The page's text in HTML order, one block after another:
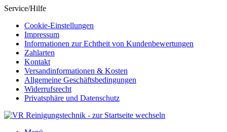
Service/Hilfe
Cookie-Einstellungen
Impressum
Informationen zur Echtheit von Kundenbewertungen
Zahlarten
Kontakt
Versandinformationen & Kosten
Allgemeine Geschäftsbedingungen
Widerrufsrecht
Privatsphäre und Datenschutz